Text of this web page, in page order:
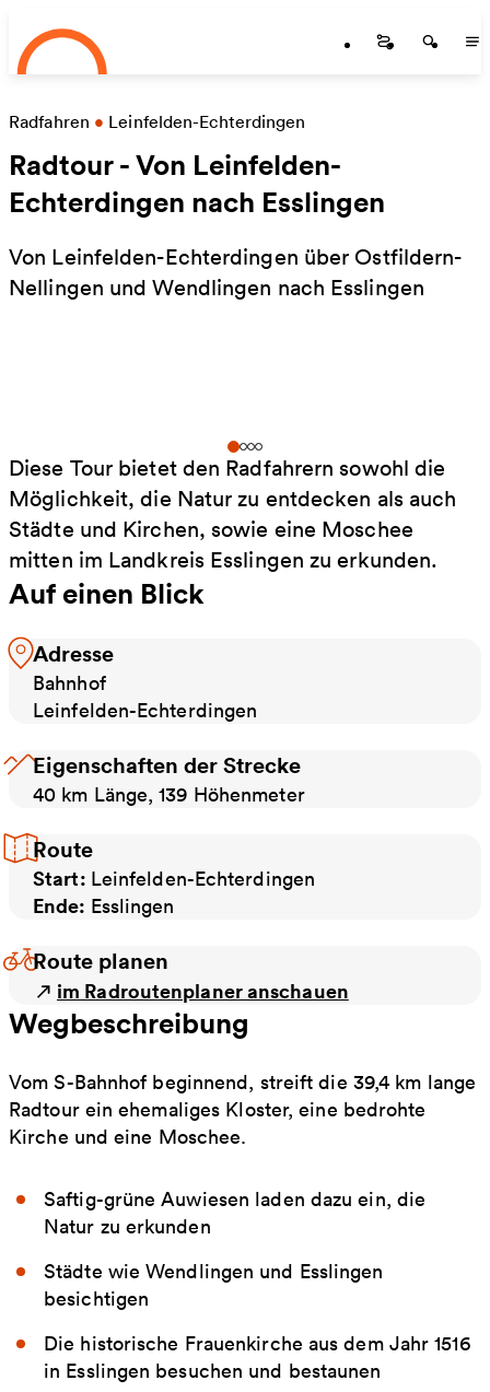
Zum Hauptinhalt springen
Startseite
Radfahren • Leinfelden-Echterdingen
Radtour - Von Leinfelden-
Echterdingen nach Esslingen
Von Leinfelden-Echterdingen über Ostfildern-
Nellingen und Wendlingen nach Esslingen
Diese Tour bietet den Radfahrern sowohl die
Möglichkeit, die Natur zu entdecken als auch
Städte und Kirchen, sowie eine Moschee
mitten im Landkreis Esslingen zu erkunden.
Auf einen Blick
Adresse
Bahnhof
Leinfelden-Echterdingen
Eigenschaften der Strecke
40 km Länge, 139 Höhenmeter
Route
Start: Leinfelden-Echterdingen
Ende: Esslingen
Route planen
im Radroutenplaner anschauen
Wegbeschreibung
Vom S-Bahnhof beginnend, streift die 39,4 km lange
Radtour ein ehemaliges Kloster, eine bedrohte
Kirche und eine Moschee.
Saftig-grüne Auwiesen laden dazu ein, die
Natur zu erkunden
Städte wie Wendlingen und Esslingen
besichtigen
Die historische Frauenkirche aus dem Jahr 1516
in Esslingen besuchen und bestaunen